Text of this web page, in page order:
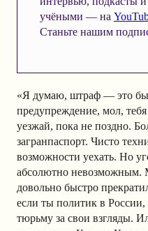
учёными — на
Станьте нашим
«Я думаю, штраф — это
предупреждение, мол,
уезжай, пока не поздно.
загранпаспорт. Чисто
возможности уехать. Но
абсолютно невозможным.
довольно быстро
если ты политик в России,
тюрьму за свои взгляды.